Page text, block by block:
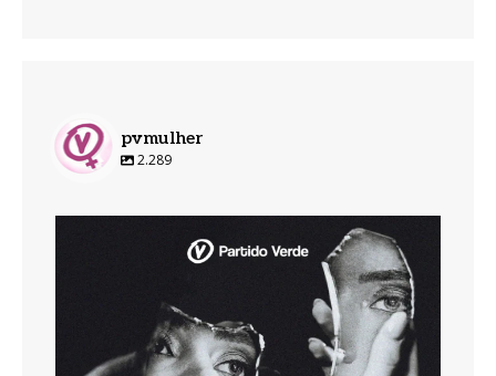
pvmulher
2.289
Ago 7